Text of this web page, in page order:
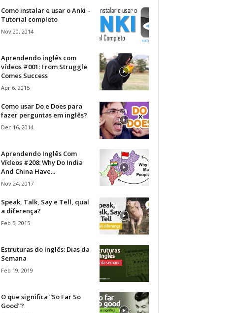
Como instalar e usar o Anki –
Tutorial completo
Nov 20, 2014
Aprendendo inglês com
vídeos #001: From Struggle
Comes Success
Apr 6, 2015
Como usar Do e Does para
fazer perguntas em inglês?
Dec 16, 2014
Aprendendo Inglês Com
Vídeos #208: Why Do India
And China Have...
Nov 24, 2017
Speak, Talk, Say e Tell, qual
a diferença?
Feb 5, 2015
Estruturas do Inglês: Dias da
Semana
Feb 19, 2019
O que significa “So Far So
Good”?